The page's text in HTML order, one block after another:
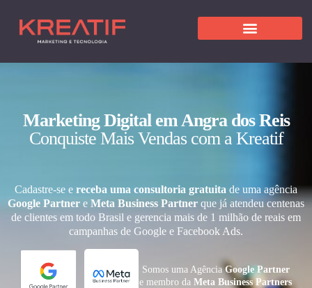
Marketing Digital em Angra dos Reis
Conquiste Mais Vendas com a Kreatif
Cadastre-se e receba uma consultoria gratuita de uma agência
Google Partner e Meta Business Partner que já atendeu centenas
de clientes em todo Brasil e gerencia mais de 1 milhão de reais em
campanhas de Google e Facebook Ads.
Somos uma AgênciaGoogle Partner
e membro daMeta Business Partners